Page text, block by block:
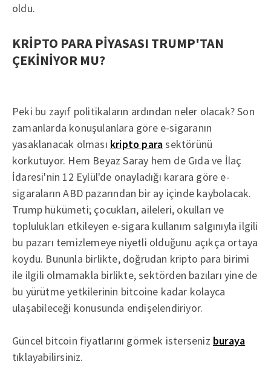
oldu.
KRİPTO PARA PİYASASI TRUMP'TAN
ÇEKİNİYOR MU?
Peki bu zayıf politikaların ardından neler olacak? Son
zamanlarda konuşulanlara göre e-sigaranın
yasaklanacak olması kripto parasektörünü
korkutuyor. Hem Beyaz Saray hem de Gıda ve İlaç
İdaresi'nin 12 Eylül'de onayladığı karara göre e-
sigaraların ABD pazarından bir ay içinde kaybolacak.
Trump hükümeti; çocukları, aileleri, okulları ve
toplulukları etkileyen e-sigara kullanım salgınıyla ilgili
bu pazarı temizlemeye niyetli olduğunu açıkça ortaya
koydu. Bununla birlikte, doğrudan kripto para birimi
ile ilgili olmamakla birlikte, sektörden bazıları yine de
bu yürütme yetkilerinin bitcoine kadar kolayca
ulaşabileceği konusunda endişelendiriyor.
Güncel bitcoin fiyatlarını görmek isterseniz buraya
tıklayabilirsiniz.